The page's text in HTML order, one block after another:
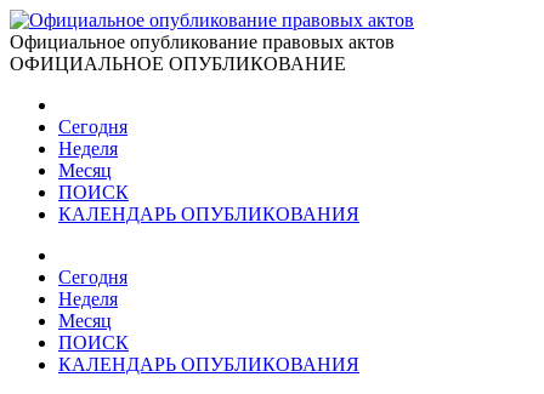
Официальное опубликование правовых актов
ОФИЦИАЛЬНОЕ ОПУБЛИКОВАНИЕ
Сегодня
Неделя
Месяц
ПОИСК
КАЛЕНДАРЬ ОПУБЛИКОВАНИЯ
Сегодня
Неделя
Месяц
ПОИСК
КАЛЕНДАРЬ ОПУБЛИКОВАНИЯ